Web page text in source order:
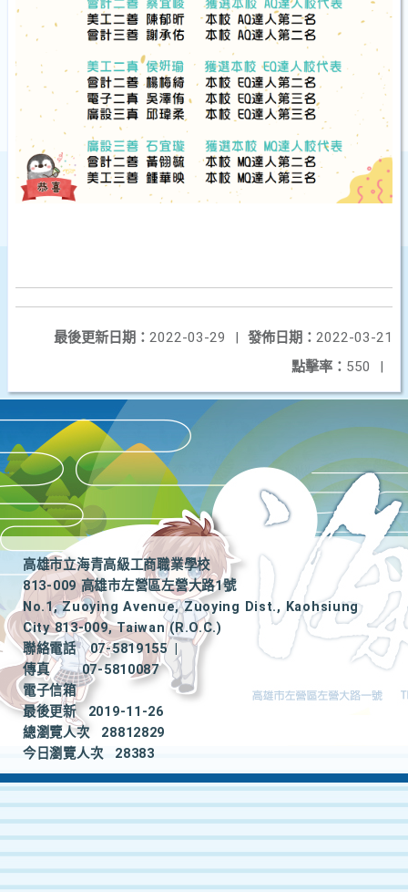
發佈日期： 2022-03-21
最後更新日期： 2022-03-29
|
點擊率： 550 |
高雄市立海青高級工商職業學校
813-009 高雄市左營區左營大路1號
No.1, Zuoying Avenue, Zuoying Dist., Kaohsiung
City 813-009, Taiwan (R.O.C.)
聯絡電話
07-5819155
|
傳真
07-5810087
電子信箱
最後更新
2019-11-26
總瀏覽人次
28812829
今日瀏覽人次
28383